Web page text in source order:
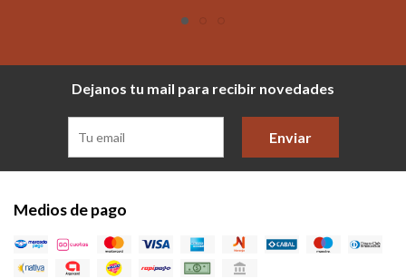
Dejanos tu mail para recibir novedades
Enviar
Medios de pago